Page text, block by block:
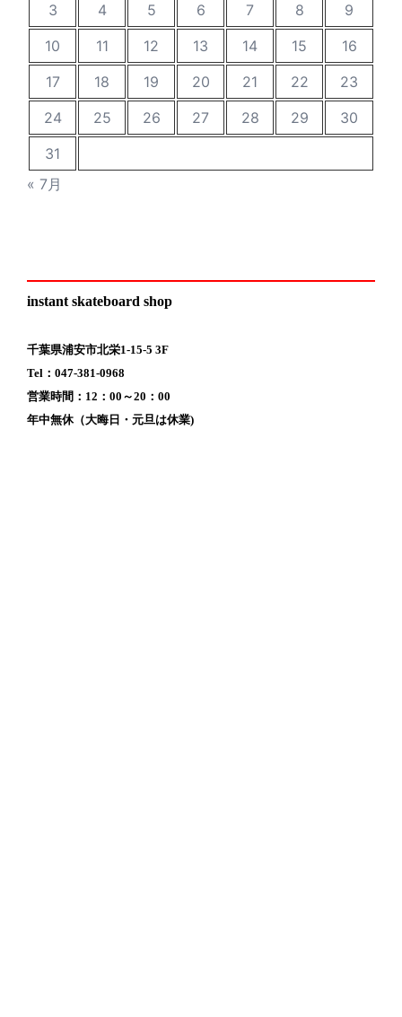
3
4 5 6 7 8
9
10
11 12 13 14 15
16
17
18 19 20 21 22
23
24
25 26 27 28 29
30
31
« 7月
instant skateboard shop
千葉県浦安市北栄1-15-5 3F
Tel：047-381-0968
営業時間：12：00～20：00
年中無休（大晦日・元旦は休業)